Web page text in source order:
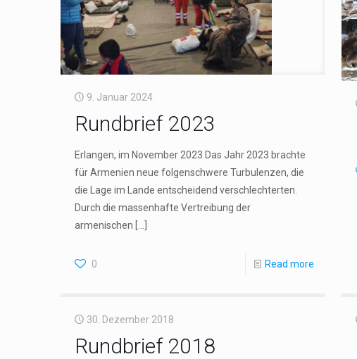
9. Januar 2024
Rundbrief 2023
Erlangen, im November 2023 Das Jahr 2023 brachte
für Armenien neue folgenschwere Turbulenzen, die
die Lage im Lande entscheidend verschlechterten.
Durch die massenhafte Vertreibung der
armenischen
0 Read more
30. Dezember 2018
Rundbrief 2018